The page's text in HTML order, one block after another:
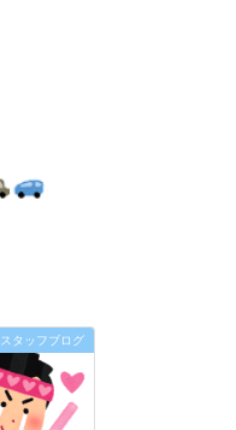
スタッフブログ